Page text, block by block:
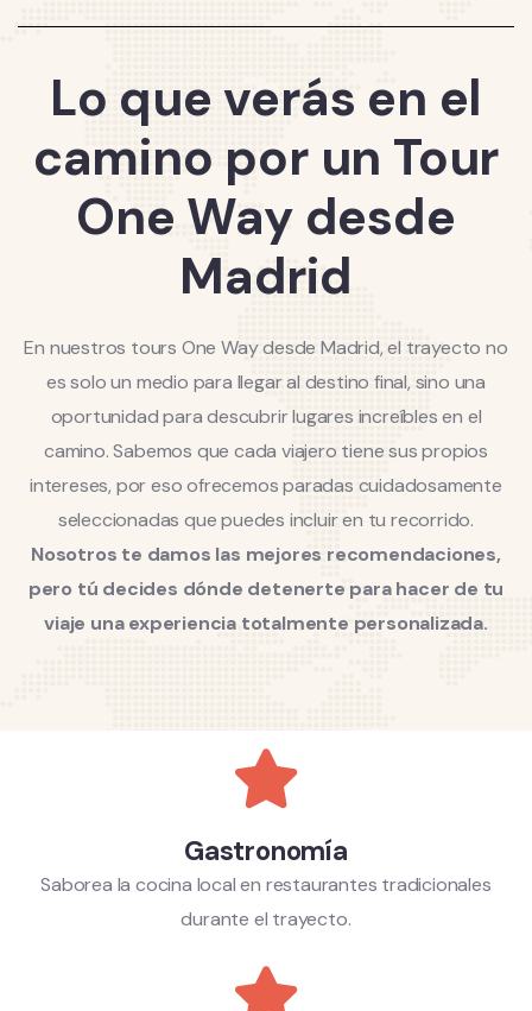
Lo que verás en el
camino por un Tour
One Way desde
Madrid
En nuestros tours One Way desde Madrid, el trayecto no
es solo un medio para llegar al destino final, sino una
oportunidad para descubrir lugares increíbles en el
camino. Sabemos que cada viajero tiene sus propios
intereses, por eso ofrecemos paradas cuidadosamente
seleccionadas que puedes incluir en tu recorrido.
Nosotros te damos las mejores recomendaciones,
pero tú decides dónde detenerte para hacer de tu
viaje una experiencia totalmente personalizada.
Gastronomía
Saborea la cocina local en restaurantes tradicionales
durante el trayecto.